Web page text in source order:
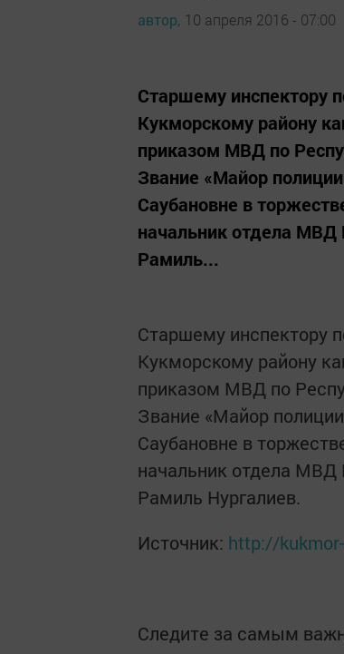
автор, 10 апреля 2016 - 07:00
Старшему инспектору
Кукморскому району
приказом МВД по
Звание «Майор
Саубановне в
начальник отдела МВД
Рамиль...
Старшему инспектору
Кукморскому району
приказом МВД по
Звание «Майор
Саубановне в
начальник отдела МВД
Рамиль Нургалиев.
Источник: http://
Следите за самым